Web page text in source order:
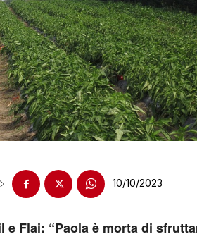
10/10/2023
e Flai: “Paola è morta di